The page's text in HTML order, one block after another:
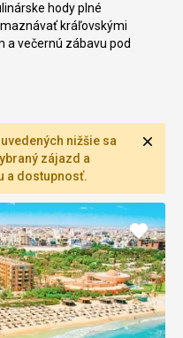
hody plné
kráľovskými
a večernú zábavu pod
nižšie sa
zájazd a
a dostupnosť.
Pridať
do